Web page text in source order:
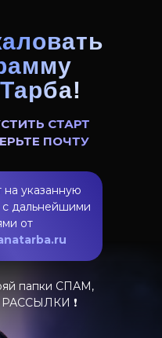
указанную
с дальнейшими
от
СТАРТ
ПОЧТУ
папки СПАМ,
❗️